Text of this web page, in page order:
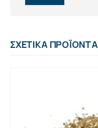
ΣΧΕΤΙΚΆ ΠΡΟΪΌΝΤΑ